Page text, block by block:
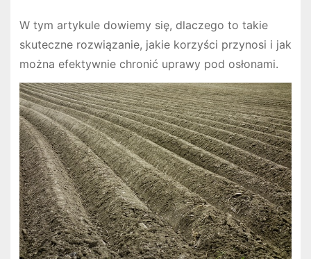
W tym artykule dowiemy się, dlaczego to takie
skuteczne rozwiązanie, jakie korzyści przynosi i jak
można efektywnie chronić uprawy pod osłonami.